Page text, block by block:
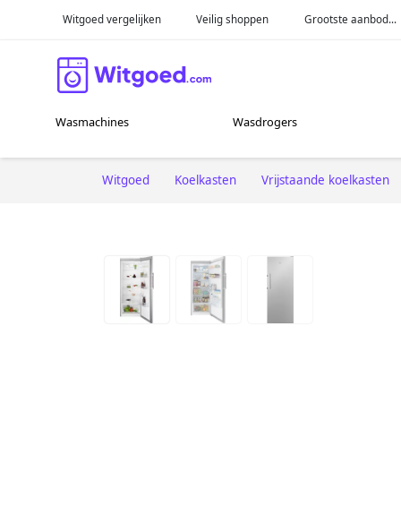
Witgoed vergelijken Veilig shoppen Grootste aanbod...
Wasmachines Wasdrogers
Witgoed Koelkasten Vrijstaande koelkasten